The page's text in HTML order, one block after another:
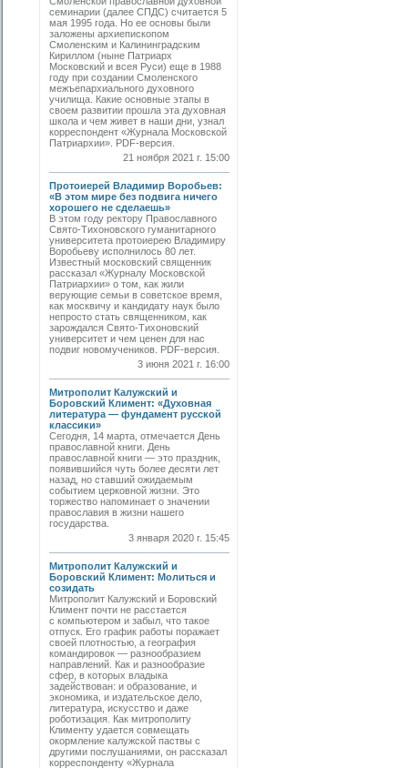
семинарии (далее СПДС) считается 5
мая 1995 года. Но ее основы были
заложены архиепископом
Смоленским и Калининградским
Кириллом (ныне Патриарх
Московский и всея Руси) еще в 1988
году при создании Смоленского
межъепархиального духовного
училища. Какие основные этапы в
своем развитии прошла эта духовная
школа и чем живет в наши дни, узнал
корреспондент «Журнала Московской
Патриархии». PDF-версия.
21 ноября 2021 г. 15:00
Протоиерей Владимир Воробьев:
«В этом мире без подвига ничего
хорошего не сделаешь»
В этом году ректору Православного
Свято-Тихоновского гуманитарного
университета протоиерею Владимиру
Воробьеву исполнилось 80 лет.
Известный московский священник
рассказал «Журналу Московской
Патриархии» о том, как жили
верующие семьи в советское время,
как москвичу и кандидату наук было
непросто стать священником, как
зарождался Свято-Тихоновский
университет и чем ценен для нас
подвиг новомучеников. PDF-версия.
3 июня 2021 г. 16:00
Митрополит Калужский и
Боровский Климент: «Духовная
литература — фундамент русской
классики»
Сегодня, 14 марта, отмечается День
православной книги. День
православной книги — это праздник,
появившийся чуть более десяти лет
назад, но ставший ожидаемым
событием церковной жизни. Это
торжество напоминает о значении
православия в жизни нашего
государства.
3 января 2020 г. 15:45
Митрополит Калужский и
Боровский Климент: Молиться и
созидать
Митрополит Калужский и Боровский
Климент почти не расстается
с компьютером и забыл, что такое
отпуск. Его график работы поражает
своей плотностью, а география
командировок — разнообразием
направлений. Как и разнообразие
сфер, в которых владыка
задействован: и образование, и
экономика, и издательское дело,
литература, искусство и даже
роботизация. Как митрополиту
Клименту удается совмещать
окормление калужской паствы с
другими послушаниями, он рассказал
корреспонденту «Журнала